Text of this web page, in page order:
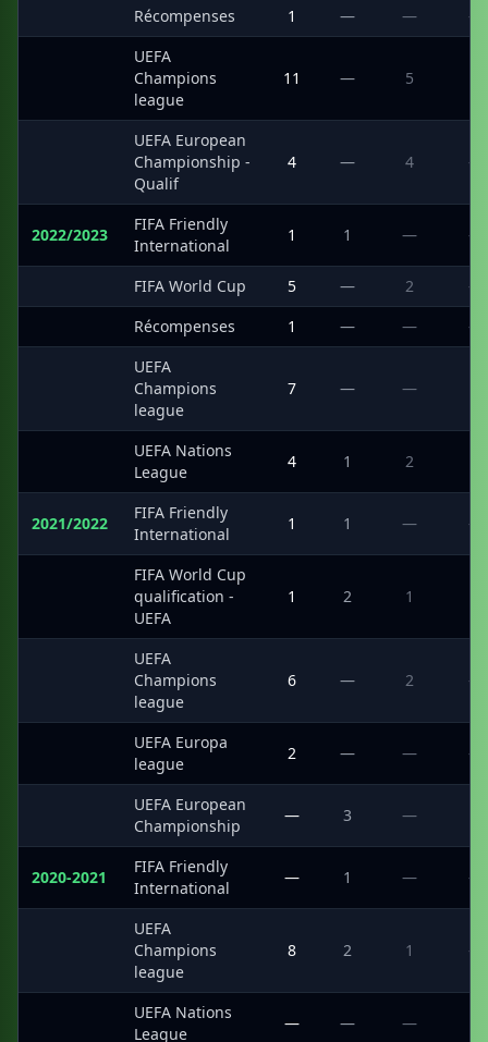
Récompenses 1 — — —
UEFA
Champions
league
11 — 5
UEFA European
Championship -
Qualif
4 — 4 —
2022/2023
FIFA Friendly
International
1 1 — —
FIFA World Cup 5 — 2
—
Récompenses 1 — — —
UEFA
Champions
league
7 — —
UEFA Nations
League
4 1 2
2021/2022
FIFA Friendly
International
1 1 — —
FIFA World Cup
qualification -
UEFA
1 2 1
UEFA
Champions
league
6 — 2 —
UEFA Europa
league
2 — — —
UEFA European
Championship
— 3 —
2020-2021
FIFA Friendly
International
— 1 — —
UEFA
Champions
league
8 2 1 —
UEFA Nations
League
— — —